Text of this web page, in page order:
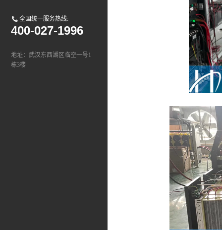
全国统一服务热线:
400-027-1996
地址：武汉东西湖区临空一号1
栋3楼